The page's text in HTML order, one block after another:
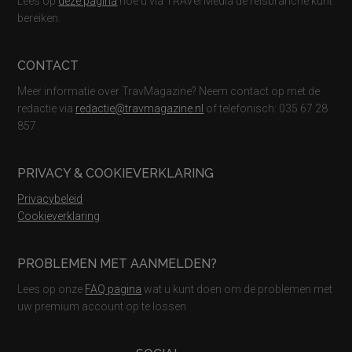
bereiken.
CONTACT
Meer informatie over TravMagazine? Neem contact op met de
redactie via redactie@travmagazine.nl of telefonisch: 035 67 28
857.
PRIVACY & COOKIEVERKLARING
Privacybeleid
Cookieverklaring
PROBLEMEN MET AANMELDEN?
Lees op onze FAQ pagina wat u kunt doen om de problemen met
uw premium account op te lossen